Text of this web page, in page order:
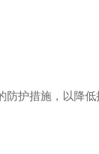
防护措施，以降